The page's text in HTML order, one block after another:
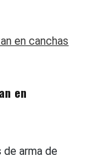
en
de arma de